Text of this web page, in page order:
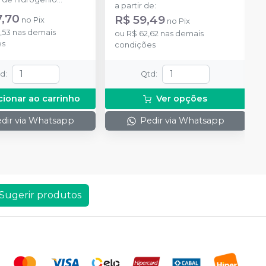
+ 1 frasco com
Neutralize
de peróxidos) + 1
gel e 1 Top Dam
no Pix
nas demais
:
ao carrinho
via Whatsapp
a partir de:
R$ 59,49 no Pix
ou R$ 62,62 nas demais
condições
Qtd :
Ver opções
Pedir via Whatsapp
produtos